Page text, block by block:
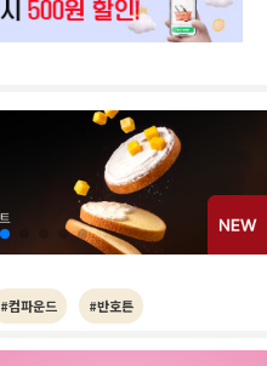
#컴파운드 #반호튼